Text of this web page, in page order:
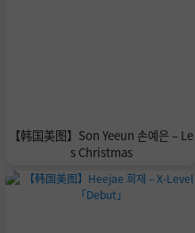
【韩国美图】Son Yeeun 손예은 – Le
s Christmas